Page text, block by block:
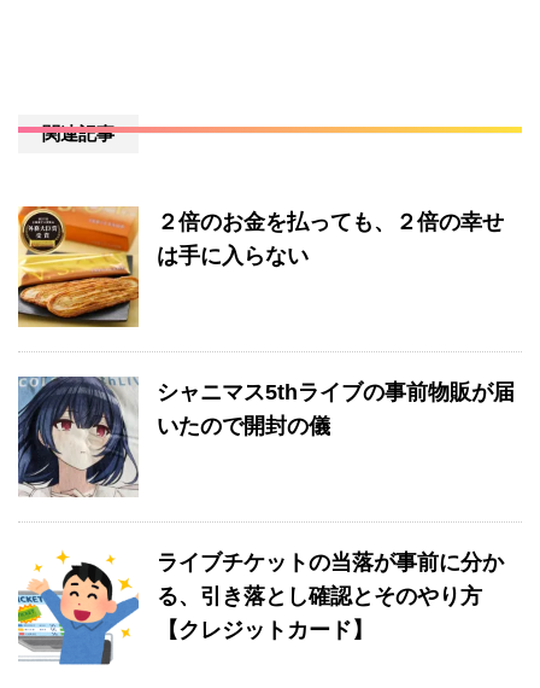
関連記事
２倍のお金を払っても、２倍の幸せ
は手に入らない
シャニマス5thライブの事前物販が届
いたので開封の儀
ライブチケットの当落が事前に分か
る、引き落とし確認とそのやり方
【クレジットカード】